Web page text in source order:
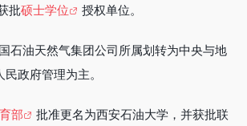
批硕士学位 授权单位。
石油天然气集团公司所属划转为中央与地
政府管理为主。
部
批准更名为西安石油大学，并获批联